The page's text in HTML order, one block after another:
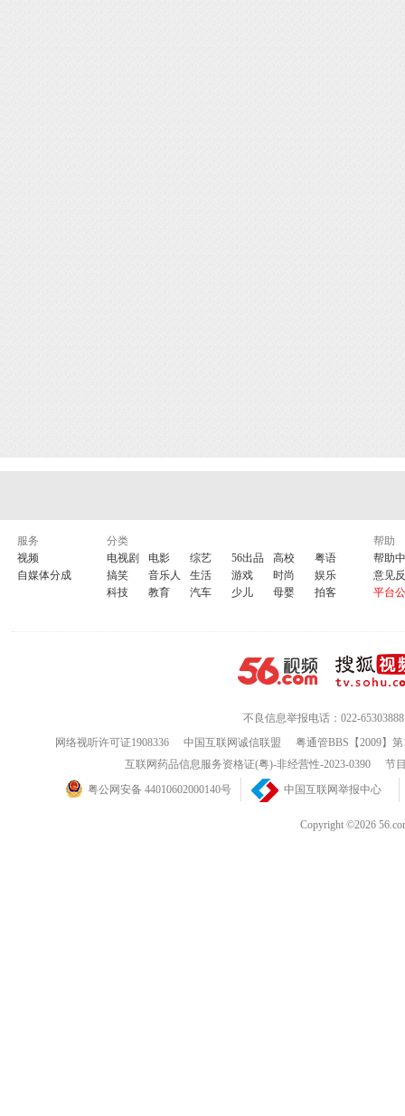
服务
视频
自媒体分成
分类
电视剧
电影 综艺 56出品 高校
粤语
搞笑
音乐人 生活 游戏 时尚
娱乐
科技
教育 汽车 少儿 母婴 拍客
帮助
帮助
意见
平台
不良信息举报电话：022-65303888
网络视听许可证1908336
中国互联网诚信联盟
粤通管BBS【2009】
互联网药品信息服务资格证(粤)-非经营性-2023-0390
节
粤公网安备 44010602000140号
中国互联网举报中心
Copyright ©2026